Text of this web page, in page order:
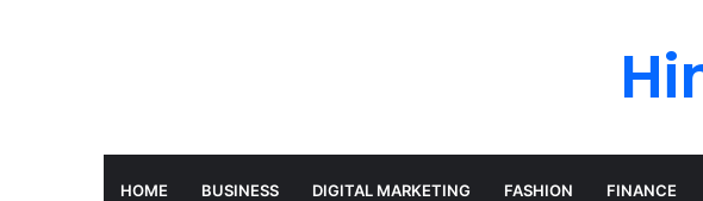
HOME BUSINESS DIGITAL MARKETING FASHION FINANCE